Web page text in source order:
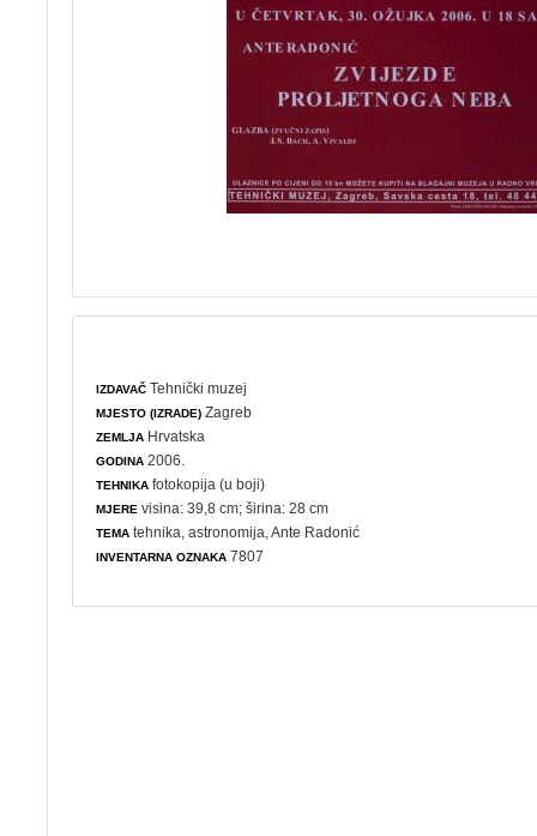
IZDAVAČ Tehnički muzej
MJESTO (IZRADE) Zagreb
ZEMLJA Hrvatska
GODINA 2006.
TEHNIKA fotokopija (u boji)
MJERE visina: 39,8 cm; širina: 28 cm
TEMA tehnika ,astronomija , Ante Radonić
INVENTARNA OZNAKA 7807